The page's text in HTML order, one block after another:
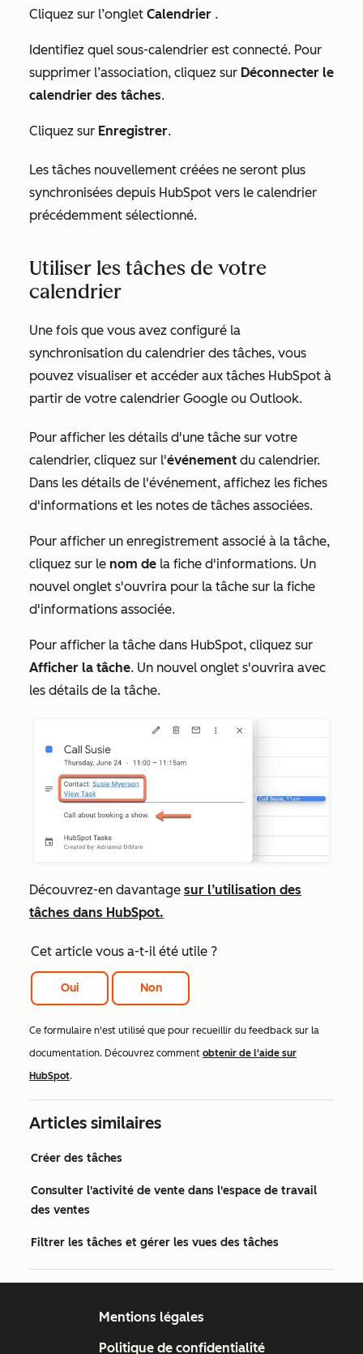
Cliquez sur l’onglet Calendrier .
Identifiez quel sous-calendrier est connecté. Pour
supprimer l’association, cliquez sur Déconnecter le
calendrier des tâches.
Cliquez sur Enregistrer.
Les tâches nouvellement créées ne seront plus
synchronisées depuis HubSpot vers le calendrier
précédemment sélectionné.
Utiliser les tâches de votre
calendrier
Une fois que vous avez configuré la
synchronisation du calendrier des tâches, vous
pouvez visualiser et accéder aux tâches HubSpot à
partir de votre calendrier Google ou Outlook.
Pour afficher les détails d'une tâche sur votre
calendrier, cliquez sur l'événement du calendrier.
Dans les détails de l'événement, affichez les fiches
d'informations et les notes de tâches associées.
Pour afficher un enregistrement associé à la tâche,
cliquez sur le nom de la fiche d'informations. Un
nouvel onglet s'ouvrira pour la tâche sur la fiche
d'informations associée.
Pour afficher la tâche dans HubSpot, cliquez sur
Afficher la tâche. Un nouvel onglet s'ouvrira avec
les détails de la tâche.
Découvrez-en davantage sur l’utilisation des
tâches dans HubSpot.
Cet article vous a-t-il été utile ?
Oui Non
Ce formulaire n'est utilisé que pour recueillir du feedback sur la
documentation. Découvrez comment obtenir de l'aide sur
HubSpot.
Articles similaires
Créer des tâches
Consulter l'activité de vente dans l'espace de travail
des ventes
Filtrer les tâches et gérer les vues des tâches
Mentions légales
Politique de confidentialité